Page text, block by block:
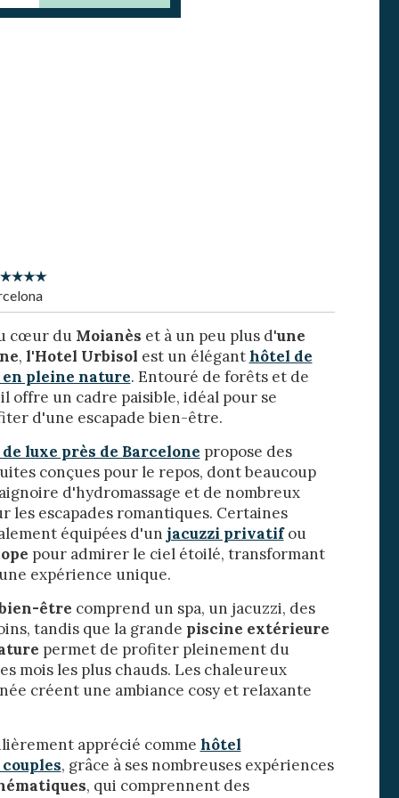
cœur du Moianès et à un peu plus d'une
, l'Hotel Urbisol est un éléganthôtel de
en pleine nature. Entouré de forêts et de
offre un cadre paisible, idéal pour se
d'une escapade bien-être.
luxe près de Barcelone propose des
conçues pour le repos, dont beaucoup
d'hydromassage et de nombreux
les escapades romantiques. Certaines
équipées d'un jacuzzi privatifou
pour admirer le ciel étoilé, transformant
expérience unique.
être comprend un spa, un jacuzzi, des
tandis que la grande piscine extérieure
permet de profiter pleinement du
mois les plus chauds. Les chaleureux
créent une ambiance cosy et relaxante
apprécié comme hôtel
, grâce à ses nombreuses expériences
, qui comprennent des
actif
du
des
choix
le